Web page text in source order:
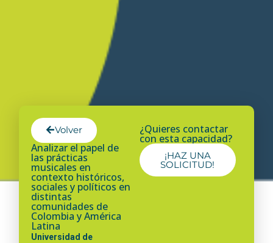
Volver
Analizar el papel de
las prácticas
musicales en
contexto históricos,
sociales y políticos en
distintas
comunidades de
Colombia y América
Latina
Universidad de
¿Quieres contactar
con esta capacidad?
¡HAZ UNA
SOLICITUD!